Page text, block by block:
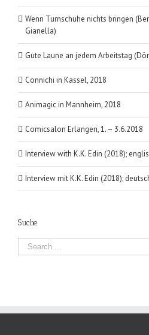
Wenn Turnschuhe nichts bringen
Gianella)
Gute Laune an jedem Arbeitstag
Connichi in Kassel, 2018
Animagic in Mannheim, 2018
Comicsalon Erlangen, 1. – 3.6.2018
Interview with K.K. Edin (2018);
Interview mit K.K. Edin (2018);
Suche